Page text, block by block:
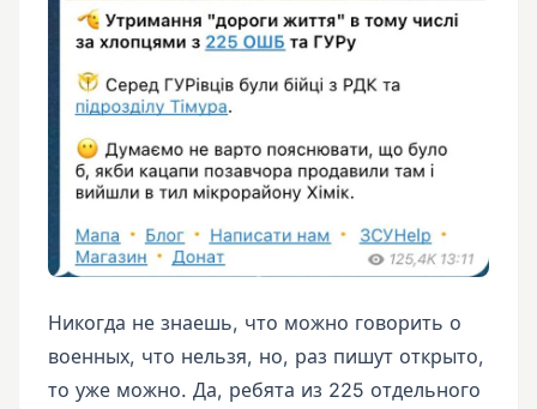
Никогда не знаешь, что можно говорить о
военных, что нельзя, но, раз пишут открыто,
то уже можно. Да, ребята из 225 отдельного